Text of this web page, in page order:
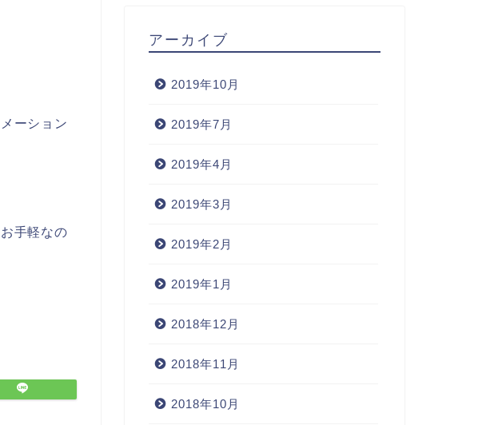
ーション
手軽なの
アーカイブ
2019年10月
2019年7月
2019年4月
2019年3月
2019年2月
2019年1月
2018年12月
2018年11月
2018年10月